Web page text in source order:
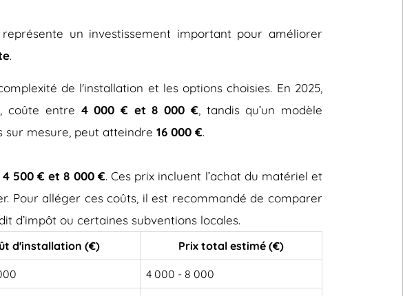
un investissement important pour améliorer
.
de l'installation et les options choisies. En 2025,
coûte entre 4 000 € et 8 000 € , tandis qu’un modèle
sur mesure, peut atteindre 16 000 €.
4 500 € et 8 000 €. Ces prix incluent l’achat du matériel et
Pour alléger ces coûts, il est recommandé de comparer
d’impôt ou certaines subventions locales.
d'installation (€) Prix total estimé (€)
4 000 - 8 000